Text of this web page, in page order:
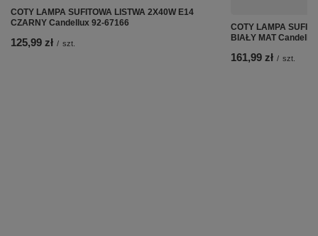
COTY LAMPA SUFITOWA LISTWA 2X40W E14
CZARNY Candellux 92-67166
125,99 zł / szt.
COTY LAMPA
BIAŁY MAT
161,99 zł / szt.